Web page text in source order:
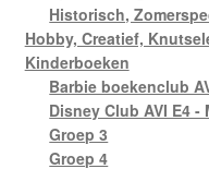
Historisch,
Hobby, Creatief,
Kinderboeken
Barbie boekenclub
Disney Club AVI E4 -
Groep 3
Groep 4